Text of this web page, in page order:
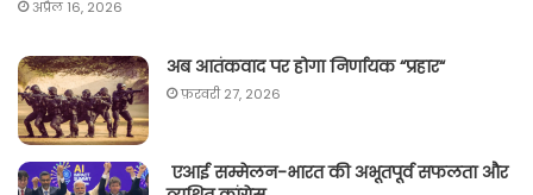
अप्रैल 16, 2026
अब आतंकवाद पर होगा निर्णायक “प्रहार“
फ़रवरी 27, 2026
एआई सम्मेलन-भारत की अभूतपूर्व सफलता और